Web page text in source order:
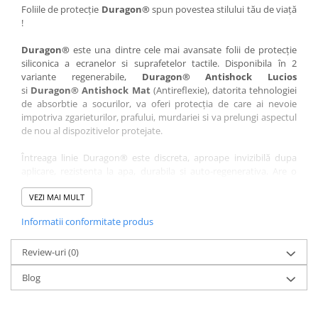
Nokia
Nothing
OnePlus
Oppo
Orange
Oukitel
Palm
Panasonic
Posh
Qmobile
Razer
Realme
Samsung
Umidigi
verykool
Vivo
Vodafone
Wacom
Xiaomi
Yezz
Zamolxe
Foliile de protecție Duragon®spun povestea stilului tău de viață
!
Duragon® este una dintre cele mai avansate folii de protecție
siliconica a ecranelor si suprafetelor tactile. Disponibila în 2
variante regenerabile, Duragon® Antishock Lucios
si Duragon® Antishock Mat(Antireflexie), datorita tehnologiei
de absorbtie a socurilor, va oferi protecția de care ai nevoie
impotriva zgarieturilor, prafului, murdariei si va prelungi aspectul
de nou al dispozitivelor protejate.
Întreaga linie Duragon® este discreta, aproape invizibilă dupa
sensibilitate ridicată la atingere, iar luminozitatea afișajului este
complet păstrată.
Folia Duragon® vine insotita de un kit complet de instalare ce
conține:
1 x folie display
1 x șervețel microfibră
1 x mini spray gel
1 x mini racletă
VEZI MAI MULT
Informatii conformitate produs
Review-uri(0)
Blog